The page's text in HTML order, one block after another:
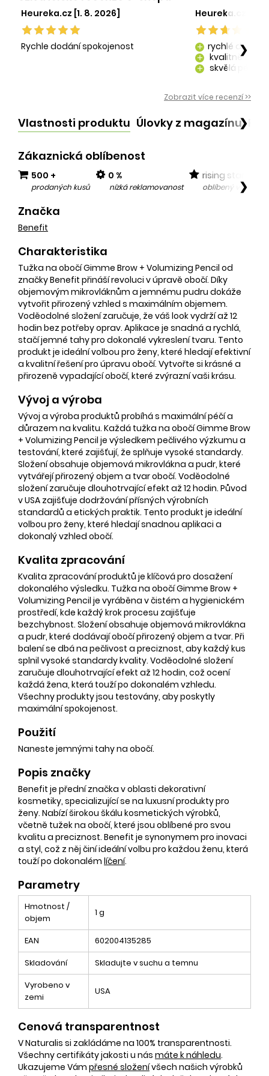
Heureka.cz [1. 8. 2026]
Rychle dodání spokojenost
Heureka.cz [29.
add rychlé dodání
add kvalitně
add skvělá péče o
❯
Zobrazit více recenzí >>
Vlastnosti produktu Úlovky z magazínu❯
Zákaznická oblíbenost
500 +
prodaných kusů
0 %
nízká reklamovanost
rising star
oblíbený v❯
Značka
Benefit
Charakteristika
Tužka na obočí Gimme Brow + Volumizing Pencil od
značky Benefit přináší revoluci v úpravě obočí. Díky
objemovým mikrovláknům a jemnému pudru dokáže
vytvořit přirozený vzhled s maximálním objemem.
Voděodolné složení zaručuje, že váš look vydrží až 12
hodin bez potřeby oprav. Aplikace je snadná a rychlá,
stačí jemné tahy pro dokonalé vykreslení tvaru. Tento
produkt je ideální volbou pro ženy, které hledají efektivní
a kvalitní řešení pro úpravu obočí. Vytvořte si krásné a
přirozeně vypadající obočí, které zvýrazní vaši krásu.
Vývoj a výroba
Vývoj a výroba produktů probíhá s maximální péčí a
důrazem na kvalitu. Každá tužka na obočí Gimme Brow
+ Volumizing Pencil je výsledkem pečlivého výzkumu a
testování, které zajišťují, že splňuje vysoké standardy.
Složení obsahuje objemová mikrovlákna a pudr, které
vytvářejí přirozený objem a tvar obočí. Voděodolné
složení zaručuje dlouhotrvající efekt až 12 hodin. Původ
v USA zajišťuje dodržování přísných výrobních
standardů a etických praktik. Tento produkt je ideální
volbou pro ženy, které hledají snadnou aplikaci a
dokonalý vzhled obočí.
Kvalita zpracování
Kvalita zpracování produktů je klíčová pro dosažení
dokonalého výsledku. Tužka na obočí Gimme Brow +
Volumizing Pencil je vyráběna v čistém a hygienickém
prostředí, kde každý krok procesu zajišťuje
bezchybnost. Složení obsahuje objemová mikrovlákna
a pudr, které dodávají obočí přirozený objem a tvar. Při
balení se dbá na pečlivost a preciznost, aby každý kus
splnil vysoké standardy kvality. Voděodolné složení
zaručuje dlouhotrvající efekt až 12 hodin, což ocení
každá žena, která touží po dokonalém vzhledu.
Všechny produkty jsou testovány, aby poskytly
maximální spokojenost.
Použití
Naneste jemnými tahy na obočí.
Popis značky
Benefit je přední značka v oblasti dekorativní
kosmetiky, specializující se na luxusní produkty pro
ženy. Nabízí širokou škálu kosmetických výrobků,
včetně tužek na obočí, které jsou oblíbené pro svou
kvalitu a preciznost. Benefit je synonymem pro inovaci
a styl, což z něj činí ideální volbu pro každou ženu, která
touží po dokonalém líčení.
Parametry
Hmotnost /
objem
1 g
EAN
602004135285
Skladování
Skladujte v suchu a temnu
Vyrobeno v
zemi
USA
Cenová transparentnost
V Naturalis si zakládáme na 100% transparentnosti.
Všechny certifikáty jakosti u nás máte k náhledu.
Ukazujeme Vám přesné složenívšech našich výrobků